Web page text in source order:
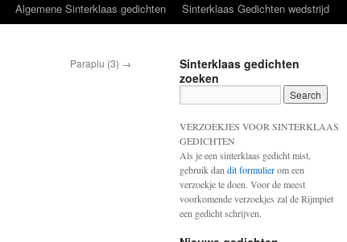
Algemene Sinterklaas gedichten Sinterklaas Gedichten wedstrijd
Paraplu (3) →
Sinterklaas gedichten
zoeken
VERZOEKJES VOOR SINTERKLAAS
GEDICHTEN
Als je een sinterklaas gedicht mist,
gebruik dan dit formulierom een
verzoekje te doen. Voor de meest
voorkomende verzoekjes zal de Rijmpiet
een gedicht schrijven.